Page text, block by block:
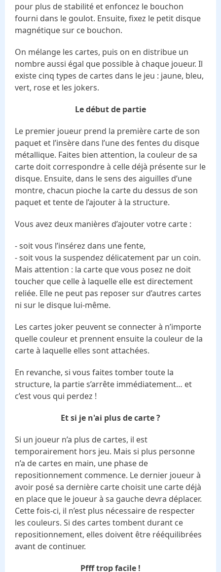
pour plus de stabilité et enfoncez le bouchon
fourni dans le goulot. Ensuite, fixez le petit disque
magnétique sur ce bouchon.
On mélange les cartes, puis on en distribue un
nombre aussi égal que possible à chaque joueur. Il
existe cinq types de cartes dans le jeu : jaune, bleu,
vert, rose et les jokers.
Le début de partie
Le premier joueur prend la première carte de son
paquet et l’insère dans l’une des fentes du disque
métallique. Faites bien attention, la couleur de sa
carte doit correspondre à celle déjà présente sur le
disque. Ensuite, dans le sens des aiguilles d’une
montre, chacun pioche la carte du dessus de son
paquet et tente de l’ajouter à la structure.
Vous avez deux manières d’ajouter votre carte :
- soit vous l’insérez dans une fente,
- soit vous la suspendez délicatement par un coin.
Mais attention : la carte que vous posez ne doit
toucher que celle à laquelle elle est directement
reliée. Elle ne peut pas reposer sur d’autres cartes
ni sur le disque lui-même.
Les cartes joker peuvent se connecter à n’importe
quelle couleur et prennent ensuite la couleur de la
carte à laquelle elles sont attachées.
En revanche, si vous faites tomber toute la
structure, la partie s’arrête immédiatement… et
c’est vous qui perdez !
Et si je n'ai plus de carte ?
Si un joueur n’a plus de cartes, il est
temporairement hors jeu. Mais si plus personne
n’a de cartes en main, une phase de
repositionnement commence. Le dernier joueur à
avoir posé sa dernière carte choisit une carte déjà
en place que le joueur à sa gauche devra déplacer.
Cette fois-ci, il n’est plus nécessaire de respecter
les couleurs. Si des cartes tombent durant ce
repositionnement, elles doivent être rééquilibrées
avant de continuer.
Pfff trop facile !